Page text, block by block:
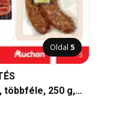
Oldal 5
többféle, 250 g,